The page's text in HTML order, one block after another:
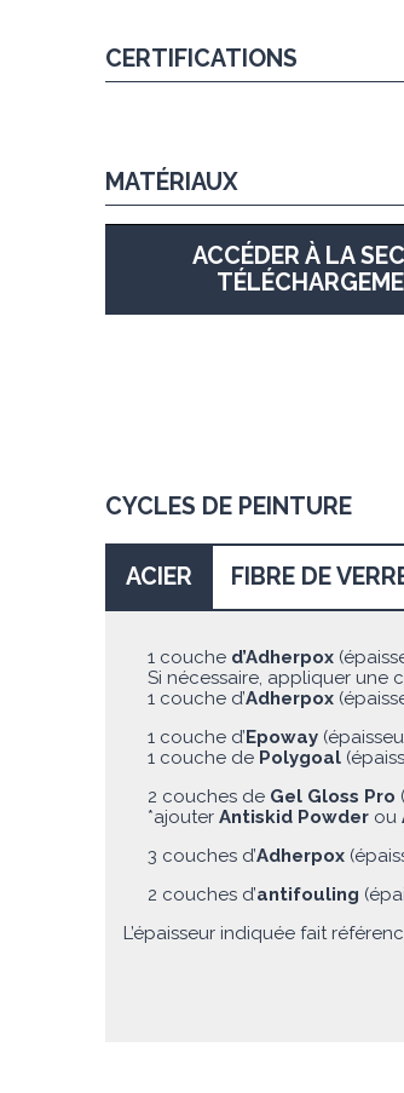
CERTIFICATIONS
MATÉRIAUX
ACCÉDER À LA
CYCLES DE PEINTURE
ACIER
1 couche d’Adherpox
Si nécessaire, appliquer une
1 couche d’Adherpox
1 couche d’Epoway
1 couche de Polygoal
2 couches de Gel Gloss Pro
*ajouter Antiskid Powder ou
3 couches d’Adherpox
2 couches d’antifouling
L’épaisseur indiquée fait
FIBRE DE